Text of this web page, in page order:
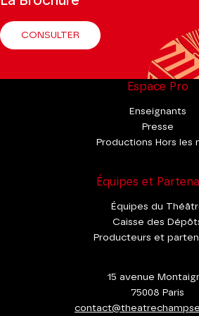
CONSULTER
Espace Pro
Enseignants
Presse
Productions Hors les
Équipes et
Équipes du
Caisse des
Producteurs et
15 avenue
75008 Paris